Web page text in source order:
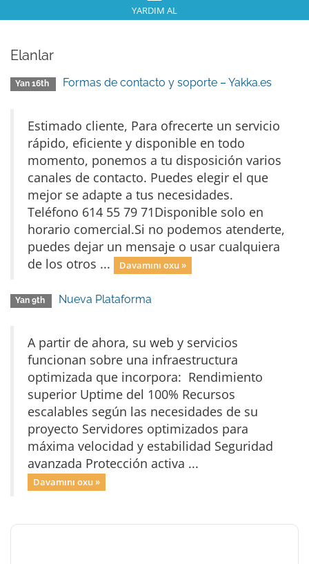
YARDIM AL
Elanlar
Yan 16th Formas de contacto y soporte – Yakka.es
Estimado cliente, Para ofrecerte un servicio
rápido, eficiente y disponible en todo
momento, ponemos a tu disposición varios
canales de contacto. Puedes elegir el que
mejor se adapte a tus necesidades.
Teléfono 614 55 79 71Disponible solo en
horario comercial.Si no podemos atenderte,
puedes dejar un mensaje o usar cualquiera
de los otros ...
Davamını oxu »
Yan 9th Nueva Plataforma
A partir de ahora, su web y servicios
funcionan sobre una infraestructura
optimizada que incorpora: Rendimiento
superior Uptime del 100% Recursos
escalables según las necesidades de su
proyecto Servidores optimizados para
máxima velocidad y estabilidad Seguridad
avanzada Protección activa ...
Davamını oxu »